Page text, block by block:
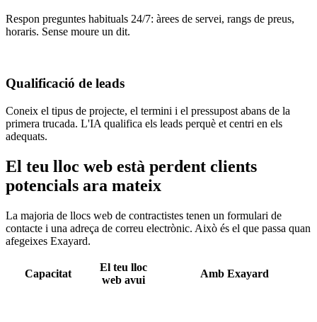
Respon preguntes habituals 24/7: àrees de servei, rangs de preus,
horaris. Sense moure un dit.
Qualificació de leads
Coneix el tipus de projecte, el termini i el pressupost abans de la
primera trucada. L'IA qualifica els leads perquè et centri en els
adequats.
El teu lloc web està perdent clients
potencials ara mateix
La majoria de llocs web de contractistes tenen un formulari de
contacte i una adreça de correu electrònic. Això és el que passa quan
afegeixes Exayard.
Capacitat
El teu lloc
web avui
Amb Exayard